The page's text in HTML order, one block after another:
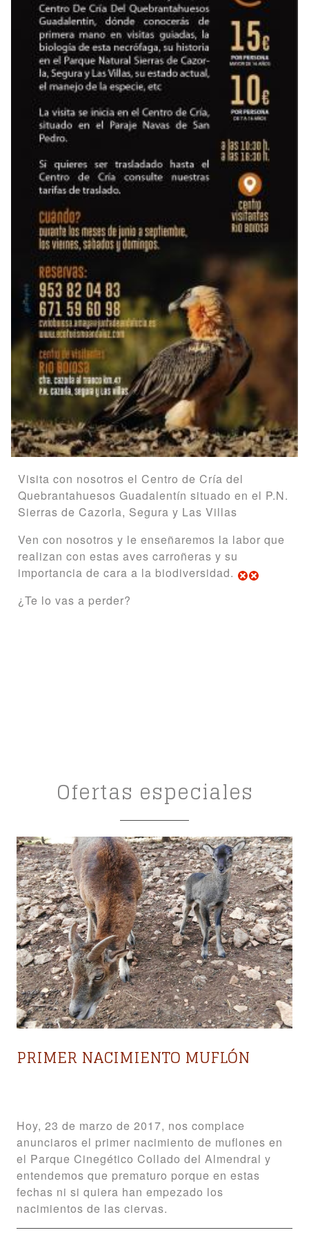
Visita con nosotros el Centro de Cría del
Quebrantahuesos Guadalentín situado en el P.N.
Sierras de Cazorla, Segura y Las Villas
Ven con nosotros y le enseñaremos la labor que
realizan con estas aves carroñeras y su
importancia de cara a la biodiversidad.
¿Te lo vas a perder?
Ofertas especiales
PRIMER NACIMIENTO MUFLÓN
Hoy, 23 de marzo de 2017, nos complace
anunciaros el primer nacimiento de muflones en
el Parque Cinegético Collado del Almendral y
entendemos que prematuro porque en estas
fechas ni si quiera han empezado los
nacimientos de las ciervas.